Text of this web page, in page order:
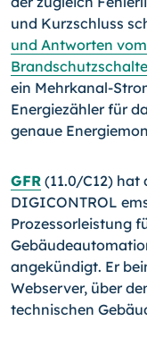
und Kurzschluss
und Antworten
ein Mehrkanal-
Energiezähler für
genaue
GFR (11.0/C12)
DIGICONTROL
Prozessorleistung
angekündigt. Er
Webserver, über
technischen